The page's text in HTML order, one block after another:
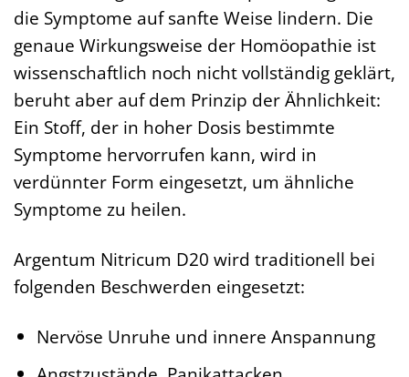
die Symptome auf sanfte Weise lindern. Die
genaue Wirkungsweise der Homöopathie ist
wissenschaftlich noch nicht vollständig geklärt,
beruht aber auf dem Prinzip der Ähnlichkeit:
Ein Stoff, der in hoher Dosis bestimmte
Symptome hervorrufen kann, wird in
verdünnter Form eingesetzt, um ähnliche
Symptome zu heilen.
Argentum Nitricum D20 wird traditionell bei
folgenden Beschwerden eingesetzt:
Nervöse Unruhe und innere Anspannung